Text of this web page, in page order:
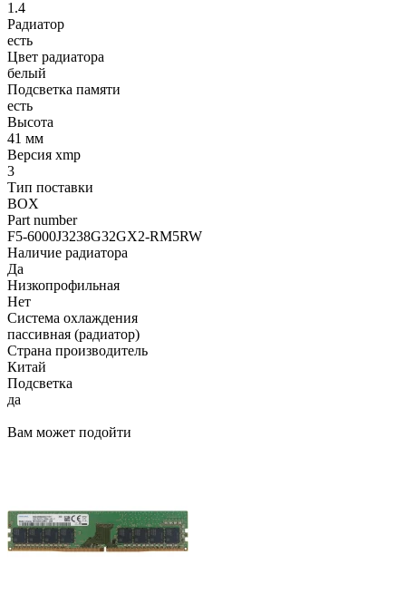
1.4
Радиатор
есть
Цвет радиатора
белый
Подсветка памяти
есть
Высота
41 мм
Версия xmp
3
Тип поставки
BOX
Part number
F5-6000J3238G32GX2-RM5RW
Наличие радиатора
Да
Низкопрофильная
Нет
Система охлаждения
пассивная (радиатор)
Страна производитель
Китай
Подсветка
да
Вам может подойти